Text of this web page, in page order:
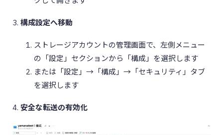
構成設定へ移動
ストレージアカウントの管理画面で、左側メニュー
の「設定」セクションから「構成」を選択します
または「設定」→「構成」→「セキュリティ」タブ
を選択します
安全な転送の有効化